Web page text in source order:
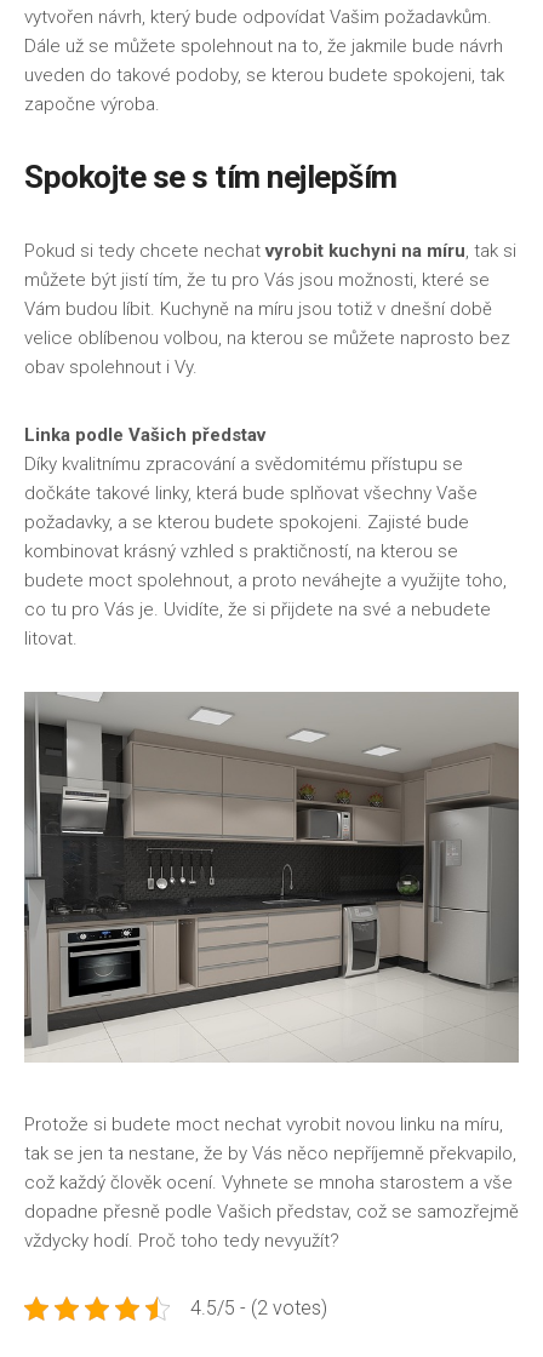
vytvořen návrh, který bude odpovídat Vašim požadavkům.
Dále už se můžete spolehnout na to, že jakmile bude návrh
uveden do takové podoby, se kterou budete spokojeni, tak
započne výroba.
Spokojte se s tím nejlepším
Pokud si tedy chcete nechatvyrobit kuchyni na míru , tak si
můžete být jistí tím, že tu pro Vás jsou možnosti, které se
Vám budou líbit. Kuchyně na míru jsou totiž v dnešní době
velice oblíbenou volbou, na kterou se můžete naprosto bez
obav spolehnout i Vy.
Linka podle Vašich představ
Díky kvalitnímu zpracování a svědomitému přístupu se
dočkáte takové linky, která bude splňovat všechny Vaše
požadavky, a se kterou budete spokojeni. Zajisté bude
kombinovat krásný vzhled s praktičností, na kterou se
budete moct spolehnout, a proto neváhejte a využijte toho,
co tu pro Vás je. Uvidíte, že si přijdete na své a nebudete
litovat.
Protože si budete moct nechat vyrobit novou linku na míru,
tak se jen ta nestane, že by Vás něco nepříjemně překvapilo,
což každý člověk ocení. Vyhnete se mnoha starostem a vše
dopadne přesně podle Vašich představ, což se samozřejmě
vždycky hodí. Proč toho tedy nevyužít?
4.5/5 - (2 votes)